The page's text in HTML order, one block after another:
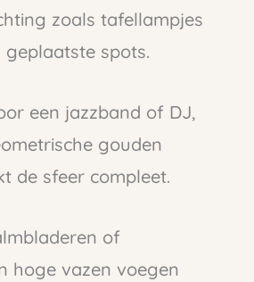
zoals tafellampjes
spots.
een jazzband of DJ,
gouden
de sfeer compleet.
of
hoge vazen voegen